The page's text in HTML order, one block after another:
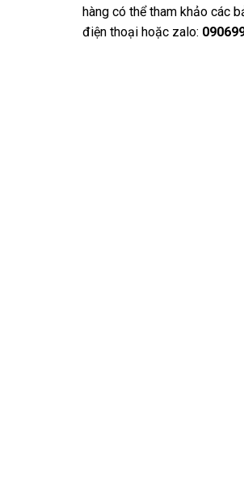
hàng có thể tham khảo các
điện thoại hoặc zalo: